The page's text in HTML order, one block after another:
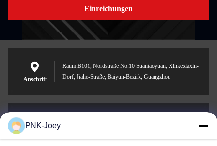
Einreichungen
Anschrift
Raum B101, Nordstraße No.10 Suantaoyuan, Xinkexiaxin-
Dorf, Jiahe-Straße, Baiyun-Bezirk, Guangzhou
E-Mail-Adresse
PNK-Joey